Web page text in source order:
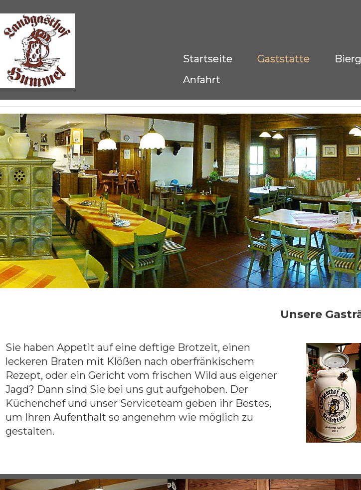
Startseite Gaststätte
Anfahrt
Unsere
Sie haben Appetit auf eine deftige Brotzeit, einen
leckeren Braten mit Klößen nach oberfränkischem
Rezept, oder ein Gericht vom frischen Wild aus eigener
Jagd? Dann sind Sie bei uns gut aufgehoben. Der
Küchenchef und unser Serviceteam geben ihr Bestes,
um Ihren Aufenthalt so angenehm wie möglich zu
gestalten.